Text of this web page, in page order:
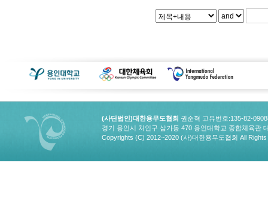
(사단법인)대한용무도협회 권순혁 고유번호:135-82-
경기 용인시 처인구 삼가동 470 용인대학교 종합체육관
Copyrights (C) 2012~2020 (사)대한용무도협회 All